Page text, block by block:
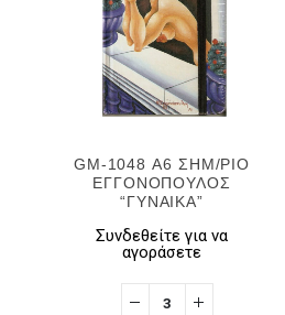
GM-1048 Α6 ΣΗΜ/ΡΙΟ
ΕΓΓΟΝΟΠΟΥΛΟΣ
“ΓΥΝΑΙΚΑ”
Συνδεθείτε για να
αγοράσετε